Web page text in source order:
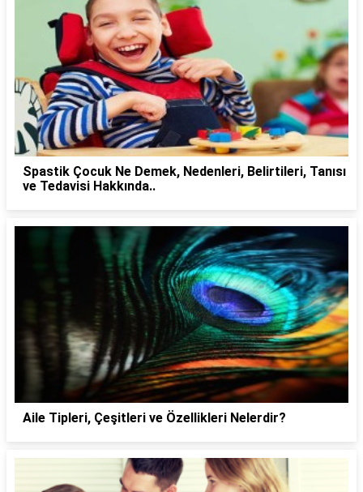
Spastik Çocuk Ne Demek, Nedenleri, Belirtileri, Tanısı
ve Tedavisi Hakkında..
Aile Tipleri, Çeşitleri ve Özellikleri Nelerdir?